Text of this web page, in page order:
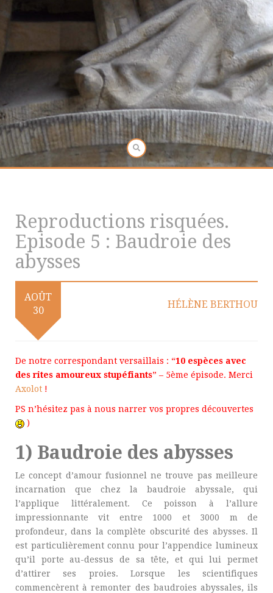
Reproductions risquées.
Episode 5 : Baudroie des
abysses
AOÛT
30
HÉLÈNE BERTHOU
De notre correspondant versaillais : “10 espèces avec
des rites amoureux stupéfiants” – 5ème épisode. Merci
Axolot !
PS n’hésitez pas à nous narrer vos propres découvertes
)
1) Baudroie des abysses
Le concept d’amour fusionnel ne trouve pas meilleure
incarnation que chez la baudroie abyssale, qui
l’applique littéralement. Ce poisson à l’allure
impressionnante vit entre 1000 et 3000 m de
profondeur, dans la complète obscurité des abysses. Il
est particulièrement connu pour l’appendice lumineux
qu’il porte au-dessus de sa tête, et qui lui permet
d’attirer ses proies. Lorsque les scientifiques
commencèrent à remonter des baudroies abyssales, ils